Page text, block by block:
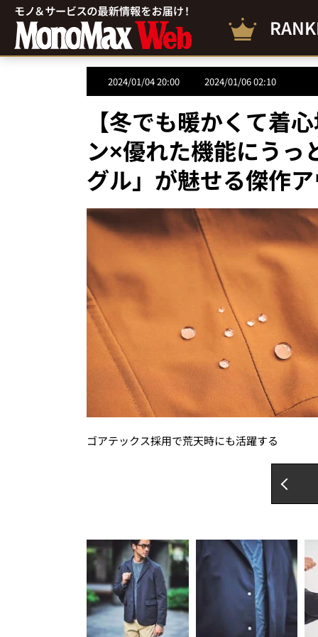
2024/01/04 20:00 2024/01/06 02:10
【冬でも暖かくて着
ン×優れた機能にう
グル」が魅せる傑作
ゴアテックス採用で荒天時にも活躍する